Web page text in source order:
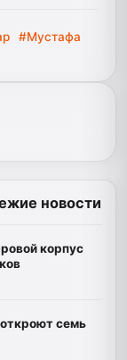
#Мустафа
новости
корпус
семь